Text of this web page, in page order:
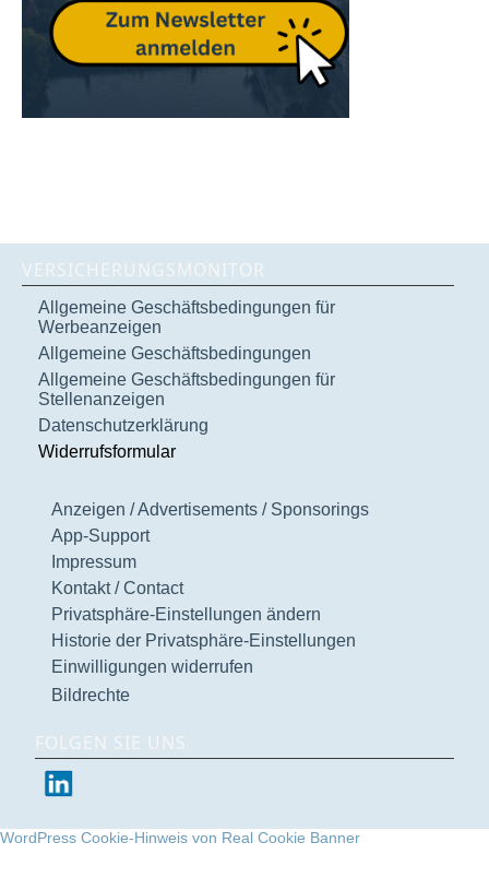
VERSICHERUNGSMONITOR
Allgemeine Geschäftsbedingungen für
Werbeanzeigen
Allgemeine Geschäftsbedingungen
Allgemeine Geschäftsbedingungen für
Stellenanzeigen
Datenschutzerklärung
Widerrufsformular
Anzeigen / Advertisements / Sponsorings
App-Support
Impressum
Kontakt / Contact
Privatsphäre-Einstellungen ändern
Historie der Privatsphäre-Einstellungen
Einwilligungen widerrufen
Bildrechte
FOLGEN SIE UNS
WordPress Cookie-Hinweis von Real Cookie Banner